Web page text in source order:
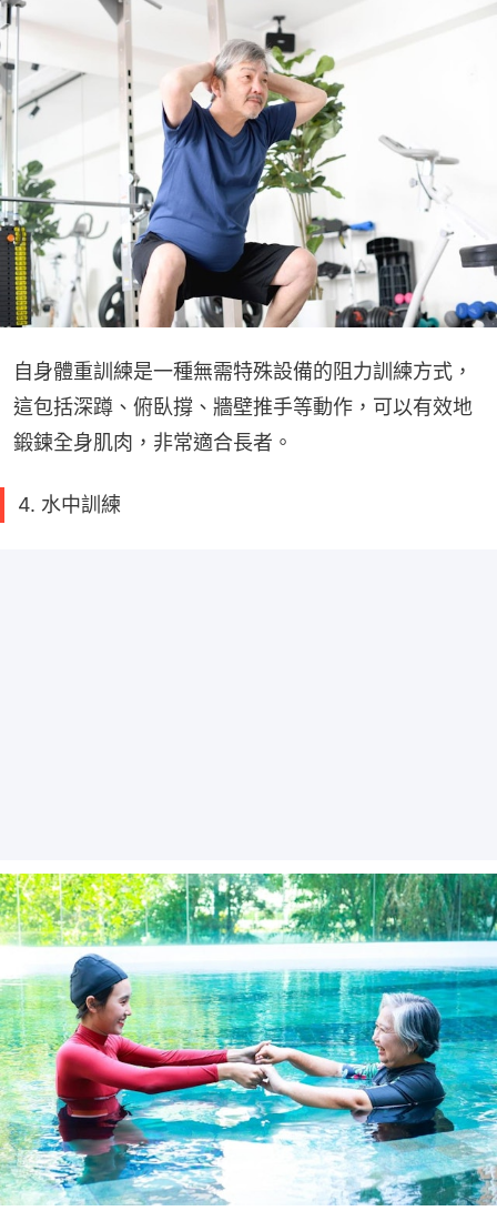
自身體重訓練是一種無需特殊設備的阻力訓練方式，
這包括深蹲、俯臥撐、牆壁推手等動作，可以有效地
鍛鍊全身肌肉，非常適合長者。
4. 水中訓練